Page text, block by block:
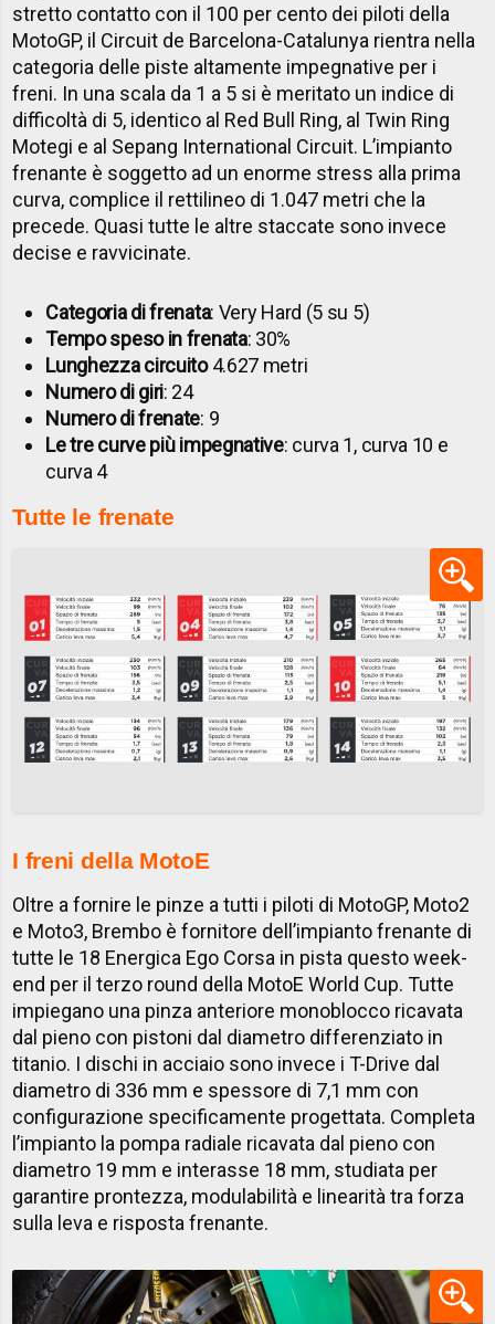
stretto contatto con il 100 per cento dei piloti della
MotoGP, il Circuit de Barcelona-Catalunya rientra nella
categoria delle piste altamente impegnative per i
freni. In una scala da 1 a 5 si è meritato un indice di
difficoltà di 5, identico al Red Bull Ring, al Twin Ring
Motegi e al Sepang International Circuit. L’impianto
frenante è soggetto ad un enorme stress alla prima
curva, complice il rettilineo di 1.047 metri che la
precede. Quasi tutte le altre staccate sono invece
decise e ravvicinate.
Categoria di frenata: Very Hard (5 su 5)
Tempo speso in frenata: 30%
Lunghezza circuito4.627 metri
Numero di giri: 24
Numero di frenate: 9
Le tre curve più impegnative: curva 1, curva 10 e
curva 4
Tutte le frenate
I freni della MotoE
Oltre a fornire le pinze a tutti i piloti di MotoGP, Moto2
e Moto3, Brembo è fornitore dell’impianto frenante di
tutte le 18 Energica Ego Corsa in pista questo week-
end per il terzo round della MotoE World Cup. Tutte
impiegano una pinza anteriore monoblocco ricavata
dal pieno con pistoni dal diametro differenziato in
titanio. I dischi in acciaio sono invece i T-Drive dal
diametro di 336 mm e spessore di 7,1 mm con
configurazione specificamente progettata. Completa
l’impianto la pompa radiale ricavata dal pieno con
diametro 19 mm e interasse 18 mm, studiata per
garantire prontezza, modulabilità e linearità tra forza
sulla leva e risposta frenante.